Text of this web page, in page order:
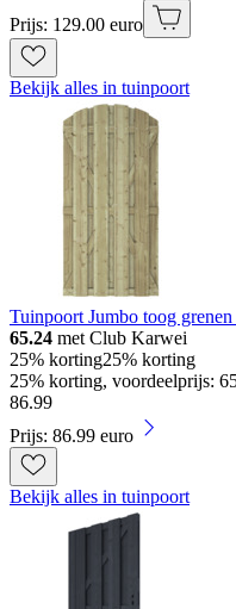
Prijs: 129.00 euro
Bekijk alles in tuinpoort
Tuinpoort Jumbo toog
65.24 met Club Karwei
25% korting25% korting
25% korting, voordeelprijs:
86.99
Prijs: 86.99 euro
Bekijk alles in tuinpoort